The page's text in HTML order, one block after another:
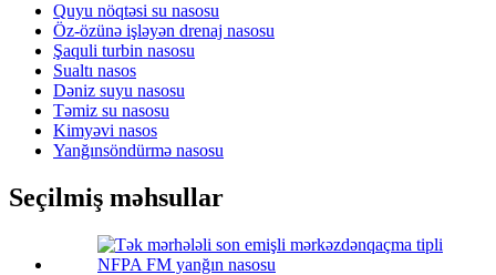
Quyu nöqtəsi su nasosu
Öz-özünə işləyən drenaj nasosu
Şaquli turbin nasosu
Sualtı nasos
Dəniz suyu nasosu
Təmiz su nasosu
Kimyəvi nasos
Yanğınsöndürmə nasosu
Seçilmiş məhsullar